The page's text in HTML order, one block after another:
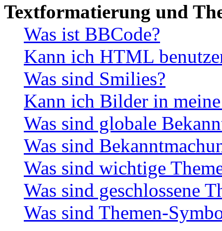
Textformatierung und
Was ist BBCode?
Kann ich HTML
Was sind Smilies?
Kann ich Bilder in
Was sind globale
Was sind
Was sind wichtige
Was sind geschlossene
Was sind Themen-